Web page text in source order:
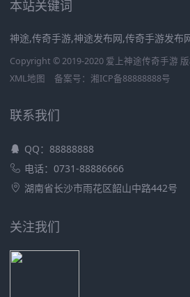
本站关键词
神途,传奇手游,神途发布网,传奇手游发布
Copyright © 2019-2020 爱上神途传奇手游
XML地图
备案号： 湘ICP备88888888号
联系我们
QQ：88888888
电话：0731-88886666
湖南省长沙市雨花区韶山中路442号
关注我们